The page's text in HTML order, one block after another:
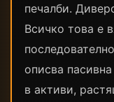
печалби.
Всичко това е
описва
в активи,